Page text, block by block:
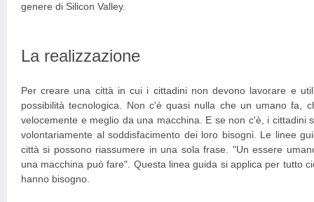
genere di Silicon Valley.
La realizzazione
Per creare una città in cui i cittadini non devono lavorare e
possibilità tecnologica. Non c'è quasi nulla che un umano fa,
velocemente e meglio da una macchina. E se non c'è, i cittadini
volontariamente al soddisfacimento dei loro bisogni. Le linee
città si possono riassumere in una sola frase. "Un essere
una macchina può fare". Questa linea guida si applica per tutto
hanno bisogno.